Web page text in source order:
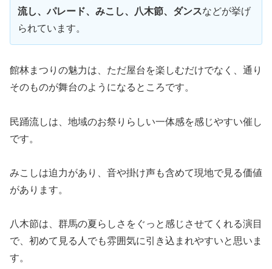
流し、パレード、みこし、八木節、ダンスなどが挙げ
られています。
館林まつりの魅力は、ただ屋台を楽しむだけでなく、通り
そのものが舞台のようになるところです。
民踊流しは、地域のお祭りらしい一体感を感じやすい催し
です。
みこしは迫力があり、音や掛け声も含めて現地で見る価値
があります。
八木節は、群馬の夏らしさをぐっと感じさせてくれる演目
で、初めて見る人でも雰囲気に引き込まれやすいと思いま
す。